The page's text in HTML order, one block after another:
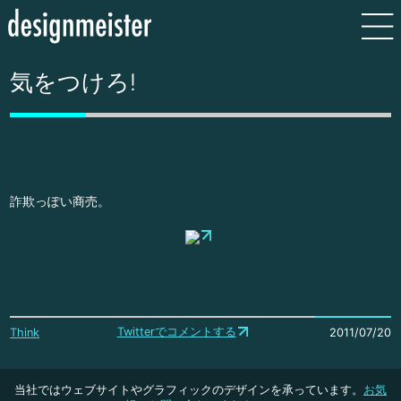
気をつけろ!
詐欺っぽい商売。
Think Twitterでコメントする 2011/07/20
当社ではウェブサイトやグラフィックのデザインを承っています。 お気